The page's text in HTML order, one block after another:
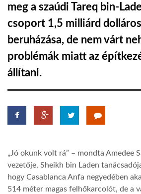
GLOBOTV BP
HÍR3D
GLOBOTV
AFRIKA TUDÁSTÁR
A NAP SZÉPE
meg a szaúdi Tareq bin-
csoport 1,5 milliárd
beruházása, de nem várt
problémák miatt az
állítani.
„Jó okunk volt rá” – mondta Amedee
vezetője, Sheikh bin Laden
hogy Casablanca Anfa negyedében
514 méter magas felhőkarcolót, de a